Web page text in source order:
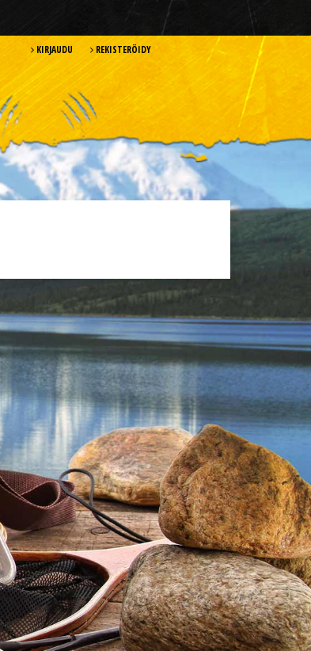
KIRJAUDU REKISTERÖIDY